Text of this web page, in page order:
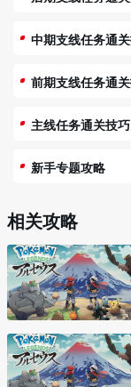
中期支线任务通
前期支线任务通
主线任务通关技巧
新手专题攻略
相关攻略